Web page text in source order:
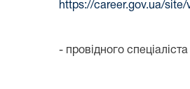
https://career.gov.ua/
- провідного